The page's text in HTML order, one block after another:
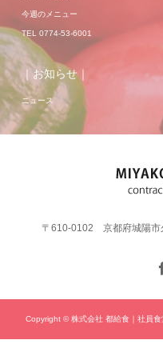
今週のメニュー
TEL 0774-53-6001
｜お知らせ｜
ニュース
〒610-0102 京都府城陽
Copyright © 株式会社 都給食｜社員